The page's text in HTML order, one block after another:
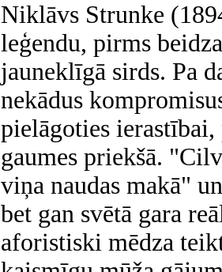
Niklāvs Strunke
leģendu, pirms
jauneklīgā sirds. Pa
nekādus
pielāgoties
gaumes priekšā.
viņa naudas makā"
bet gan svētā gara
aforistiski mēdza